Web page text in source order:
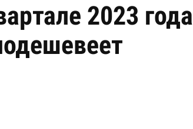
2023 года